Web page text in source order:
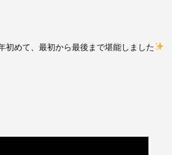
初めて、最初から最後まで堪能しました